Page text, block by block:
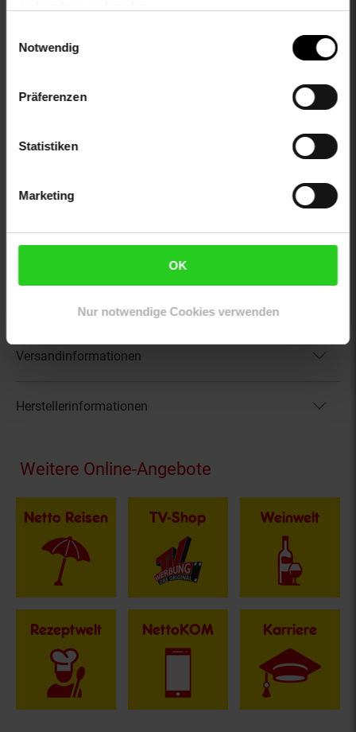
Notwendig
Präferenzen
Statistiken
Marketing
OK
Nur notwendige Cookies verwenden
otto-taschen: Ohne Taschen
proftextilpflege: Keine chemische Reinigung möglich
sleeve_material: 100% not_applicable
color: lila
limango-size: 104
Artikelnummer: 2880562000
Versandinformationen
Herstellerinformationen
Fußzeile
Weitere Online-Angebote
Netto Reisen TV-Shop Weinwelt
Rezeptwelt NettoKOM Karriere